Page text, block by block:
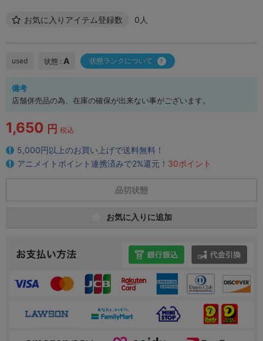
お気に入りアイテム登録数 0人
used 状態 : A 状態ランクについて
備考
店舗併売品の為、在庫の確保が出来ない事がございます。
1,650 円 税込
5,000円以上のお買い上げで送料無料！
アニメイトポイント連携済みで2%還元！ 30ポイント
品切状態
お気に入りに追加